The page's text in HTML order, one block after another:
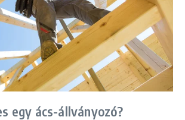
egy ács-állványozó?